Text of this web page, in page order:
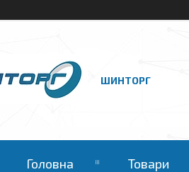
ШИНТОРГ
Головна Товари